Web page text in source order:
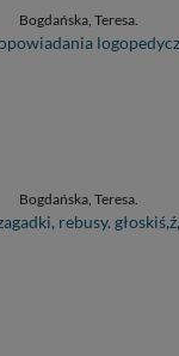
Bogdańska, Teresa.
Bogdańska, Teresa.
rebusy.